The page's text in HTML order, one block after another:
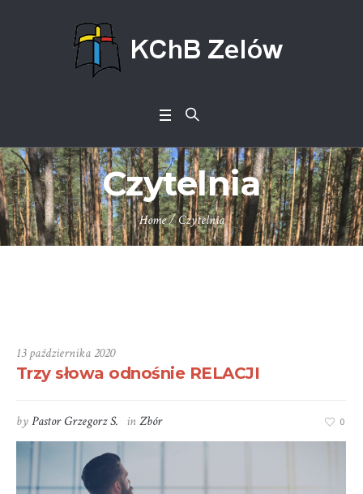
Czytelnia
Home/Czytelnia
13 października 2020
Trzy słowa odnośnie RELACJI
byPastor Grzegorz S. inZbór 0